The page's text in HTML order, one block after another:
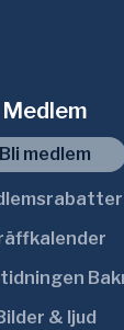
Medlem
Bli medlem
& ljud